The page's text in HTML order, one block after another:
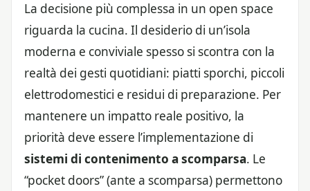
La decisione più complessa in un open space
riguarda la cucina. Il desiderio di un’isola
moderna e conviviale spesso si scontra con la
realtà dei gesti quotidiani: piatti sporchi, piccoli
elettrodomestici e residui di preparazione. Per
mantenere un impatto reale positivo, la
priorità deve essere l’implementazione di
sistemi di contenimento a scomparsa. Le
“pocket doors” (ante a scomparsa) permettono